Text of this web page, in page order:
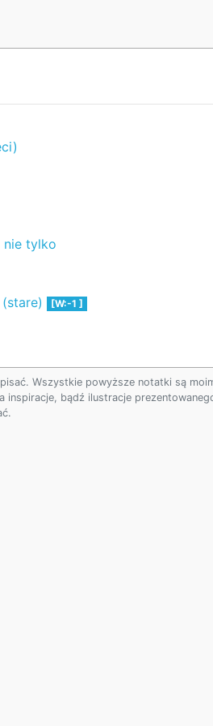
nie tylko
[W:-1 ]
Wszystkie powyższe notatki są
bądź ilustracje